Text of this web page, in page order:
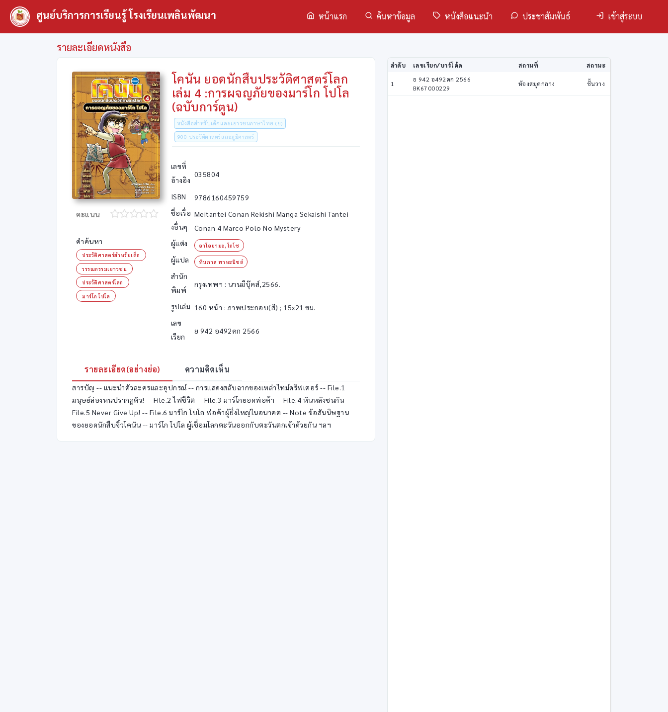
ศูนย์บริการการเรียนรู้ โรงเรียนเพลินพัฒนา หน้าแรก ค้นหาข้อมูล หนังสือแนะนำ ประชาสัมพันธ์ เข้าสู่ระบบ
รายละเอียดหนังสือ
คะแนน
คำค้นหา
ประวัติศาสตร์สำหรับเด็ก
วรรณกรรมเยาวชน
ประวัติศาสตร์โลก
มาร์โก โปโล
โคนัน ยอดนักสืบประวัติศาสตร์โลก
เล่ม 4 :การผจญภัยของมาร์โก โปโล
(ฉบับการ์ตูน)
หนังสือสำหรับเด็กและเยาวชนภาษาไทย (ย)
900 ประวัติศาสตร์และภูมิศาสตร์
เลขที่
อ้างอิง
035804
ISBN
9786160459759
ชื่อเรื่อ
งอื่นๆ
Meitantei Conan Rekishi Manga Sekaishi Tantei
Conan 4 Marco Polo No Mystery
ผู้แต่ง
อาโอยามะ, โกโช
ผู้แปล ทินภาส พาหะนิชย์
สำนัก
พิมพ์
กรุงเทพฯ : นานมีบุ๊คส์,2566.
รูปเล่ม 160 หน้า : ภาพประกอบ(สี) ; 15x21 ซม.
เลข
เรียก
ย 942 อ492คก 2566
รายละเอียด(อย่างย่อ) ความคิดเห็น
สารบัญ -- แนะนำตัวละครและอุปกรณ์ -- การแสดงสลับฉากของเหล่าไทม์ดริฟเตอร์ -- File.1
มนุษย์ล่องหนปรากฏตัว! -- File.2 ไฟชีวิต -- File.3 มาร์โกยอดพ่อค้า -- File.4 หันหลังชนกัน --
File.5 Never Give Up! -- File.6 มาร์โก โบโล พ่อค้าผู้ยิ่งใหญ่ในอนาคต -- Note ข้อสันนิษฐาน
ของยอดนักสืบจิ๋วโคนัน -- มาร์โก โปโล ผู้เชื่อมโลกตะวันออกกับตะวันตกเข้าด้วยกัน ฯลฯ
ลำดับ เลขเรียก/บาร์โค้ด สถานที่ สถานะ
1
ย 942 อ492คก 2566
BK67000229
ห้องสมุดกลาง ชั้นวาง